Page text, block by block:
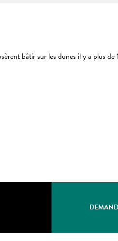
bâtir sur les dunes il y a plus